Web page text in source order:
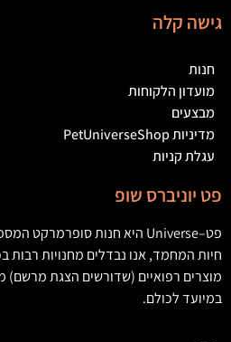
גישה קלה
חנות
מועדון הלקוחות
מבצעים
מדיניות PetUniverseShop
עגלת קניות
פט יוניברס שופ
פט–
Universe היא חנות סופרמרקט
חיות המחמד,אנו נבדלים מחנויות רבות
מוצרים רפואיים (שדורשים הצגת מרשם)
במיועד לכולם.